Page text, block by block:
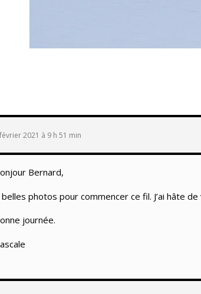
2021 à 9 h 51 min
Bernard,
belles photos pour commencer ce fil. J’ai hâte
journée.